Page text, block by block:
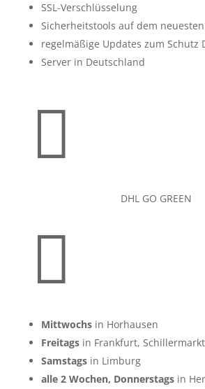
SSL-Verschlüsselung
Sicherheitstools auf dem
regelmäßige Updates zum Schutz
Server in Deutschland

DHL GO GREEN

Mittwochsin Horhausen
Freitagsin Frankfurt, Schillermarkt
Samstagsin Limburg
alle 2 Wochen, Donnerstagsin